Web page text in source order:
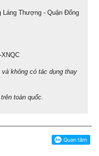
Thượng - Quận Đống
không có tác dụng thay
toàn quốc.